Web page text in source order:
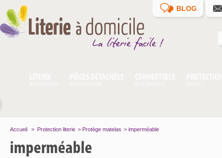
BLOG
Accueil > Protection literie > Protège matelas > imperméable
imperméable